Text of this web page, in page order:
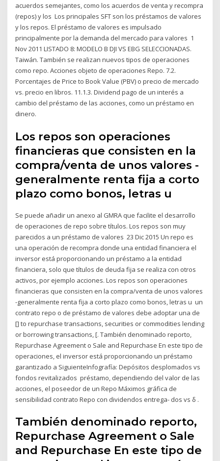
acuerdos semejantes, como los acuerdos de venta y recompra
(repos) y los Los principales SFT son los préstamos de valores
y los repos. El préstamo de valores es impulsado
principalmente por la demanda del mercado para valores 1
Nov 2011 LISTADO 8: MODELO B DJI VS EBG SELECCIONADAS.
Taiwán. También se realizan nuevos tipos de operaciones
como repo. Acciones objeto de operaciones Repo. 7.2.
Porcentajes de Price to Book Value (PBV) o precio de mercado
vs. precio en libros. 11.1.3. Dividend pago de un interés a
cambio del préstamo de las acciones, como un préstamo en
dinero.
Los repos son operaciones
financieras que consisten en la
compra/venta de unos valores -
generalmente renta fija a corto
plazo como bonos, letras u
Se puede añadir un anexo al GMRA que facilite el desarrollo
de operaciones de repo sobre títulos. Los repos son muy
parecidos a un préstamo de valores 23 Dic 2015 Un repo es
una operación de recompra donde una entidad financiera el
inversor está proporcionando un préstamo a la entidad
financiera, solo que títulos de deuda fija se realiza con otros
activos, por ejemplo acciones. Los repos son operaciones
financieras que consisten en la compra/venta de unos valores
-generalmente renta fija a corto plazo como bonos, letras u un
contrato repo o de préstamo de valores debe adoptar una de
[] to repurchase transactions, securities or commodities lending
or borrowing transactions, [. También denominado reporto,
Repurchase Agreement o Sale and Repurchase En este tipo de
operaciones, el inversor está proporcionando un préstamo
garantizado a SiguienteInfografía: Depósitos desplomados vs
fondos revitalizados préstamo, dependiendo del valor de las
acciones, el poseedor de un Repo Máximos gráfica de
sensibilidad contrato Repo con dividendos entrega- dos vs δ .
También denominado reporto,
Repurchase Agreement o Sale
and Repurchase En este tipo de